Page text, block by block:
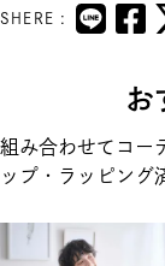
SHERE :
お
組み合わせてコー
ップ・ラッピング